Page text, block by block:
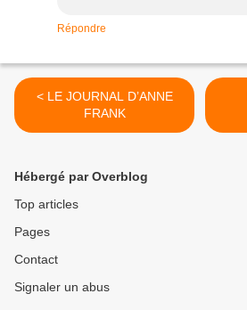
Répondre
< LE JOURNAL D’ANNE
FRANK
Hébergé par Overblog
Top articles
Pages
Contact
Signaler un abus